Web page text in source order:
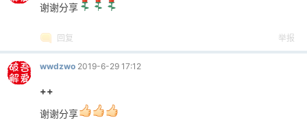
谢谢分享
回复 举报
wwdzwo 2019-6-29 17:12
++
谢谢分享